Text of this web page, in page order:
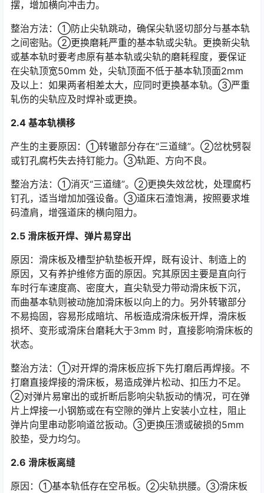
摆，增加横向冲击力。󠅅󠅃󠄵󠅂󠄪󠇖󠆨󠆨󠇕󠆞󠆒󠅬󠇘󠆭󠆘󠇙󠆝󠅵󠇗󠆭󠆁󠄐󠇗󠅹󠅸󠇖󠆍󠅳󠇖󠅹󠅰󠇖󠆌󠅹
整治方法：①防止尖轨跳动，确保尖轨竖切部分与基本轨
之间密贴。②更换磨耗严重的基本轨或尖轨。更换新尖轨
或基本轨时要考虑原有基本轨或尖轨的磨耗程度，要保证
在尖轨顶宽50mm 处，尖轨顶面不低于基本轨顶面2mm
及以上：如果两者相差太大，应同时更换基本轨。③严重
轧伤的尖轨应及时焊补或更换。󠅅󠅃󠄵󠅂󠄪󠇖󠆨󠆨󠇕󠆞󠆒󠅬󠇘󠆭󠆘󠇙󠆝󠅵󠇗󠆭󠆁󠄐󠇗󠅹󠅸󠇖󠆍󠅳󠇖󠅹󠅰󠇖󠆌󠅹
2.4 基本轨横移
产生的主要原因：①转辙部分存在“三道缝”。②岔枕劈裂
或钉孔腐朽失去持钉能力。③轨距、方向不良。
整治方法：①消灭“三道缝”。②更换失效岔枕，处理腐朽
钉孔，适当增加加强设备。③道床石渣饱满，按照要求堆
码渣肩，增强道床的横向阻力。
2.5 滑床板开焊、弹片易穿出
原因：滑床板及槽型护轨垫板开焊，既有设计、制造上的
原因，又有养护维修方面的原因。究其原因主要是直向行
车时行车速度高、密度大，直尖轨受力带动滑床板下沉，
而曲基本轨则被动施加滑床板以向上的力。另外转辙部分
不易捣固，容易形成暗坑、吊板造成滑床板开焊，滑床板
损坏、变形或滑床台磨耗大于3mm 时，直接影响滑床板的
状态。󠅅󠅃󠄵󠅂󠄪󠇖󠆨󠆨󠇕󠆞󠆒󠅬󠇘󠆭󠆘󠇙󠆝󠅵󠇗󠆭󠆁󠄐󠇗󠅹󠅸󠇖󠆍󠅳󠇖󠅹󠅰󠇖󠆌󠅹
整治方法：①对开焊的滑床板应拆下先打磨后再焊接。不
打磨直接焊接的滑床板，易造成弹片松动、扣压力不足。
②对弹片易窜出的或折断后影响尖轨扳动的情况，可在弹
片上焊接一小钢筋或在有空隙的弹片上安装小立柱，阻止
弹片向里串动影响道岔扳动。③更换压溃或破损的5mm
胶垫，受力均匀。󠅅󠅃󠄵󠅂󠄪󠇖󠆨󠆨󠇕󠆞󠆒󠅬󠇘󠆭󠆘󠇙󠆝󠅵󠇗󠆭󠆁󠄐󠇗󠅹󠅸󠇖󠆍󠅳󠇖󠅹󠅰󠇖󠆌󠅹
2.6 滑床板离缝
原因：①基本轨低存在空吊板。②尖轨拱腰。③滑床板